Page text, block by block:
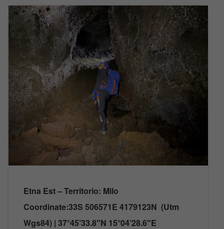
Etna Est – Territorio: Milo
Coordinate:33S 506571E 4179123N (Utm
Wgs84) | 37°45’33.8″N 15°04’28.6″E